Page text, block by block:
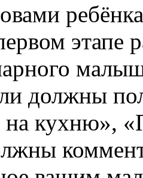
этапе
должны
кухню»,